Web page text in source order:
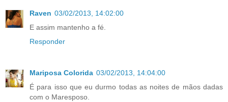
Raven 03/02/2013, 14:02:00
E assim mantenho a fé.
Responder
Mariposa Colorida 03/02/2013, 14:04:00
É para isso que eu durmo todas as noites de mãos dadas
com o Maresposo.